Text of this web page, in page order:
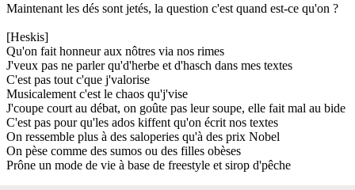
Maintenant les dés sont jetés, la question c'est quand est-ce qu'on ?
[Heskis]
Qu'on fait honneur aux nôtres via nos rimes
J'veux pas ne parler qu'd'herbe et d'hasch dans mes textes
C'est pas tout c'que j'valorise
Musicalement c'est le chaos qu'j'vise
J'coupe court au débat, on goûte pas leur soupe, elle fait mal au bide
C'est pas pour qu'les ados kiffent qu'on écrit nos textes
On ressemble plus à des saloperies qu'à des prix Nobel
On pèse comme des sumos ou des filles obèses
Prône un mode de vie à base de freestyle et sirop d'pêche